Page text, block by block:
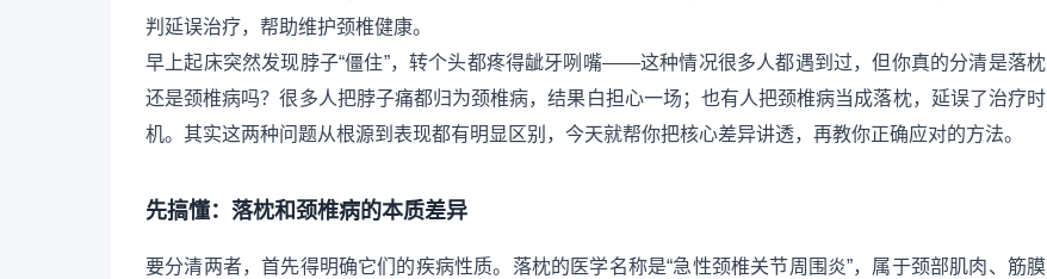
判延误治疗，帮助维护颈椎健康。
早上起床突然发现脖子“僵住”，转个头都疼得龇牙咧嘴——这种情况很多人都遇到过，但你真的分清是落枕
还是颈椎病吗？很多人把脖子痛都归为颈椎病，结果白担心一场；也有人把颈椎病当成落枕，延误了治疗时
机。其实这两种问题从根源到表现都有明显区别，今天就帮你把核心差异讲透，再教你正确应对的方法。
先搞懂：落枕和颈椎病的本质差异
要分清两者，首先得明确它们的疾病性质。落枕的医学名称是“急性颈椎关节周围炎”，属于颈部肌肉、筋膜